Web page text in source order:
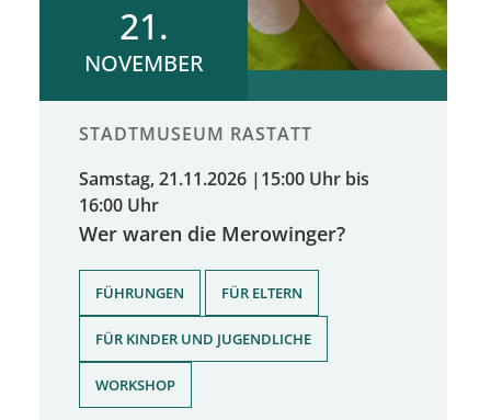
21.
NOVEMBER
STADTMUSEUM RASTATT
Samstag, 21.11.2026 | 15:00 Uhr bis
16:00 Uhr
Wer waren die Merowinger?
FÜHRUNGEN FÜR ELTERN
FÜR KINDER UND JUGENDLICHE
WORKSHOP